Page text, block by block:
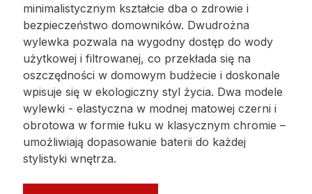
minimalistycznym kształcie dba o zdrowie i
bezpieczeństwo domowników. Dwudrożna
wylewka pozwala na wygodny dostęp do wody
użytkowej i filtrowanej, co przekłada się na
oszczędności w domowym budżecie i doskonale
wpisuje się w ekologiczny styl życia. Dwa modele
wylewki - elastyczna w modnej matowej czerni i
obrotowa w formie łuku w klasycznym chromie –
umożliwiają dopasowanie baterii do każdej
stylistyki wnętrza.